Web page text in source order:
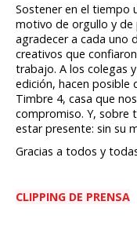
Sostener en el tiempo
motivo de orgullo y
agradecer a cada uno
creativos que
trabajo. A los colegas
edición, hacen posible
Timbre 4, casa que
compromiso. Y, sobre
estar presente: sin su
Gracias a todos y
CLIPPING DE PRENSA